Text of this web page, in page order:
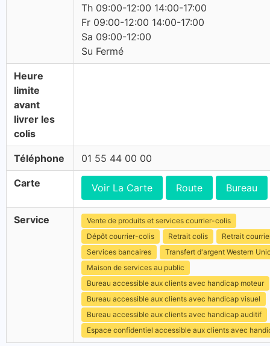
Th 09:00-12:00 14:00-17:00
Fr 09:00-12:00 14:00-17:00
Sa 09:00-12:00
Su Fermé
Heure
limite
avant
livrer les
colis
Téléphone 01 55 44 00 00
Carte Voir La Carte Route Bureau
Service
Vente de produits et services courrier-colis
Dépôt courrier-colis
Retrait colis
Retrait
Services bancaires
Transfert d'argent Western
Maison de services au public
Bureau accessible aux clients avec handicap moteur
Bureau accessible aux clients avec handicap visuel
Bureau accessible aux clients avec handicap auditif
Espace confidentiel accessible aux clients avec